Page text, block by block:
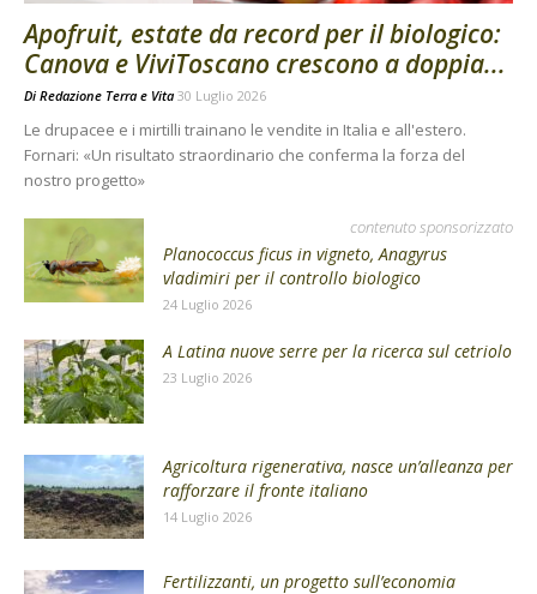
Apofruit, estate da record per il biologico:
Canova e ViviToscano crescono a doppia...
Di Redazione Terra e Vita 30 Luglio 2026
Le drupacee e i mirtilli trainano le vendite in Italia e all'estero.
Fornari: «Un risultato straordinario che conferma la forza del
nostro progetto»
contenuto sponsorizzato
Planococcus ficus in vigneto, Anagyrus
vladimiri per il controllo biologico
24 Luglio 2026
A Latina nuove serre per la ricerca sul cetriolo
23 Luglio 2026
Agricoltura rigenerativa, nasce un’alleanza per
rafforzare il fronte italiano
14 Luglio 2026
Fertilizzanti, un progetto sull’economia